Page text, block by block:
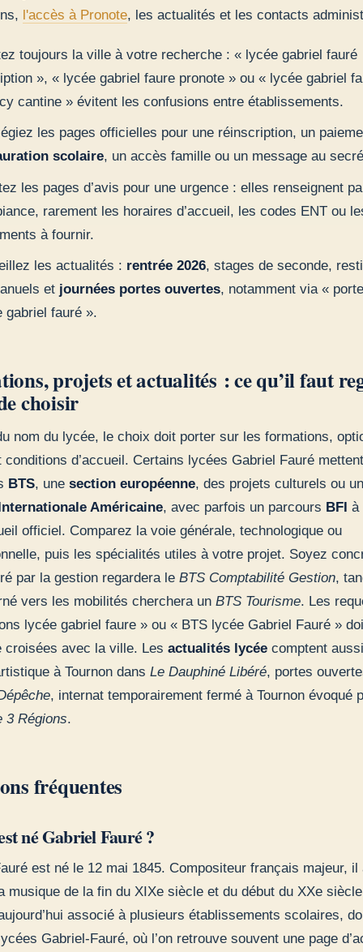
l'accès à Pronote, les actualités et les contacts
toujours la ville à votre recherche : « lycée gabriel fauré
», « lycée gabriel faure pronote » ou « lycée gabriel
cantine » évitent les confusions entre établissements.
les pages officielles pour une réinscription, un
scolaire, un accès famille ou un message au
les pages d’avis pour une urgence : elles renseignent
rarement les horaires d’accueil, les codes ENT ou
à fournir.
les actualités : rentrée 2026, stages de seconde,
et journées portes ouvertes, notamment via «
gabriel fauré ».
projets et actualités : ce qu’il faut
choisir
nom du lycée, le choix doit porter sur les formations,
conditions d’accueil. Certains lycées Gabriel Fauré
BTS, une section européenne, des projets culturels ou
Américaine, avec parfois un parcours BFI à
officiel. Comparez la voie générale, technologique ou
puis les spécialités utiles à votre projet. Soyez
par la gestion regardera le BTS Comptabilité Gestion,
vers les mobilités cherchera un BTS Tourisme. Les
lycée gabriel faure » ou « BTS lycée Gabriel Fauré »
croisées avec la ville. Les actualités lycée comptent
à Tournon dans Le Dauphiné Libéré, portes
, internat temporairement fermé à Tournon évoqué
3 Régions.
fréquentes
né Gabriel Fauré ?
est né le 12 mai 1845. Compositeur français majeur, il
musique de la fin du XIXe siècle et du début du XXe
associé à plusieurs établissements scolaires,
Gabriel-Fauré, où l’on retrouve souvent une page